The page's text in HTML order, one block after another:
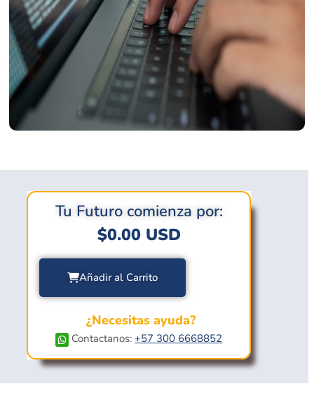
Tu Futuro comienza por:
$0.00 USD
Añadir al Carrito
¿Necesitas ayuda?
Contactanos:+57 300 6668852